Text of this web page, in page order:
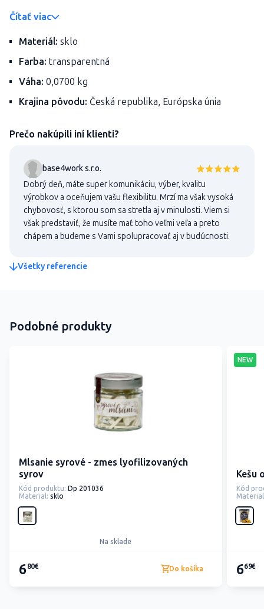
Čítať viac
Materiál: sklo
Farba: transparentná
Váha: 0,0700 kg
Krajina pôvodu: Česká republika, Európska únia
Prečo nakúpili iní klienti?
base4work s.r.o.
Dobrý deň, máte super komunikáciu, výber, kvalitu
výrobkov a oceňujem vašu flexibilitu. Mrzí ma však vysoká
chybovosť, s ktorou som sa stretla aj v minulosti. Viem si
však predstaviť, že musíte mať toho veľmi veľa a preto
chápem a budeme s Vami spolupracovať aj v budúcnosti.
Všetky referencie
Podobné produkty
Mlsanie syrové - zmes lyofilizovaných
syrov
Kód produktu: Dp 201036
Material: sklo
Na sklade
680€ Do košíka
NEW
Kešu
Kód
669€